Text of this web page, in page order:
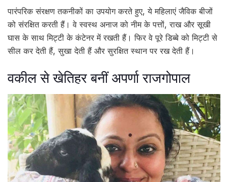
पारंपरिक संरक्षण तकनीकों का उपयोग करते हुए, ये महिलाएं जैविक बीजों
को संरक्षित करती हैं। वे स्वस्थ अनाज को नीम के पत्तों, राख और सूखी
घास के साथ मिट्टी के कंटेनर में रखती हैं। फिर वे पूरे डिब्बे को मिट्टी से
सील कर देती हैं, सुखा देती हैं और सुरक्षित स्थान पर रख देती हैं।
वकील से खेतिहर बनीं अपर्णा राजगोपाल